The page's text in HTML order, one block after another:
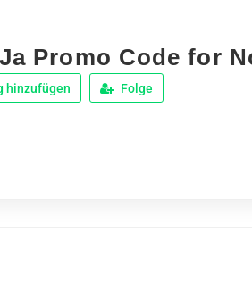
Promo Code for
hinzufügen Folge